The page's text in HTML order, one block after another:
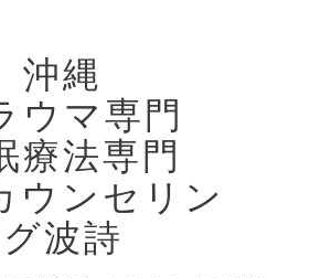
沖縄
ウマ専門
療法専門
ウンセリン
グ波詩